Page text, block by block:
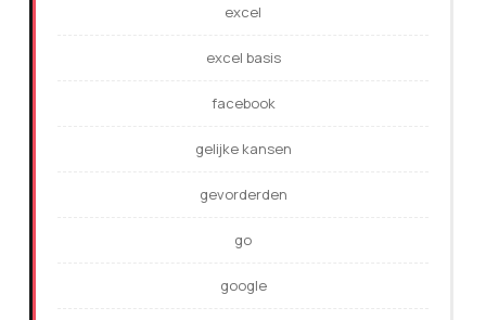
excel
excel basis
facebook
gelijke kansen
gevorderden
go
google